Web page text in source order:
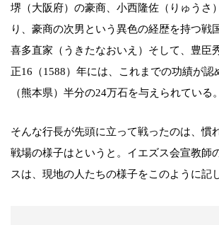
堺（大阪府）の豪商、小西隆佐（りゅうさ
り、豪商の次男という異色の経歴を持つ戦
喜多直家（うきたなおいえ）そして、豊臣
正16（1588）年には、これまでの功績が認
（熊本県）半分の24万石を与えられている。
そんな行長が先頭に立って戦ったのは、慣
戦場の様子はというと。イエズス会宣教師
スは、現地の人たちの様子をこのように記